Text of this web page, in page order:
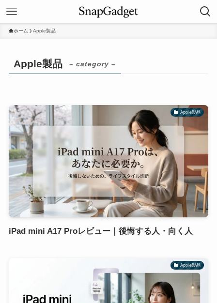
ホーム Apple製品
Apple製品 – category –
Apple製品
iPad mini A17 Proレビュー｜後悔する人・向く人
Apple製品